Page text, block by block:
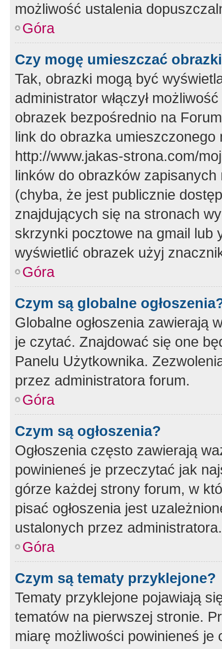
możliwość ustalenia
Góra
Czy mogę umieszczać
Tak, obrazki mogą być
administrator włączył
obrazek bezpośrednio na
link do obrazka
http://www.jakas-strona.com/
linków do obrazków
(chyba, że jest publicznie
znajdujących się na stronach
skrzynki pocztowe na gmail lub
wyświetlić obrazek użyj
Góra
Czym są globalne
Globalne ogłoszenia zawierają
je czytać. Znajdować się one
Panelu Użytkownika.
przez administratora forum.
Góra
Czym są ogłoszenia?
Ogłoszenia często zawierają
powinieneś je przeczytać jak
górze każdej strony forum, w
pisać ogłoszenia jest
ustalonych przez administratora.
Góra
Czym są tematy przyklejone?
Tematy przyklejone pojawiają
tematów na pierwszej stronie.
miarę możliwości powinieneś je